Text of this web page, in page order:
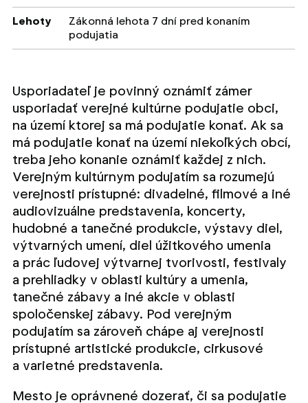
Lehoty
Zákonná lehota 7 dní pred konaním
podujatia
Usporiadateľ je povinný oznámiť zámer
usporiadať verejné kultúrne podujatie obci,
na území ktorej sa má podujatie konať. Ak sa
má podujatie konať na území niekoľkých obcí,
treba jeho konanie oznámiť každej z nich.
Verejným kultúrnym podujatím sa rozumejú
verejnosti prístupné: divadelné, filmové a iné
audiovizuálne predstavenia, koncerty,
hudobné a tanečné produkcie, výstavy diel,
výtvarných umení, diel úžitkového umenia
a prác ľudovej výtvarnej tvorivosti, festivaly
a prehliadky v oblasti kultúry a umenia,
tanečné zábavy a iné akcie v oblasti
spoločenskej zábavy. Pod verejným
podujatím sa zároveň chápe aj verejnosti
prístupné artistické produkcie, cirkusové
a varietné predstavenia.
Mesto je oprávnené dozerať, či sa podujatie